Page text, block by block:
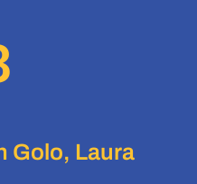
Golo, Laura